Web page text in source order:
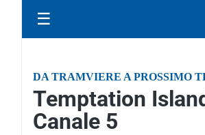
☰
DA TRAMVIERE A PROSSIMO
Temptation
Canale 5